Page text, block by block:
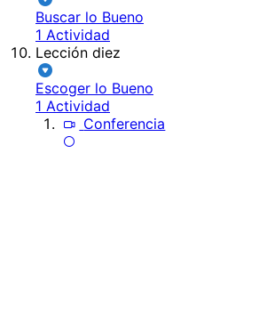
Buscar lo Bueno
1 Actividad
Lección diez
Escoger lo Bueno
1 Actividad
Conferencia